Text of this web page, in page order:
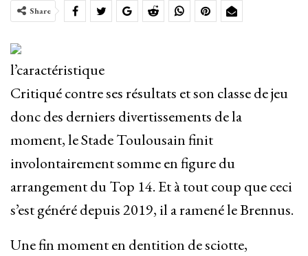
Share
l’caractéristique
Critiqué contre ses résultats et son classe de jeu
donc des derniers divertissements de la
moment, le Stade Toulousain finit
involontairement somme en figure du
arrangement du Top 14. Et à tout coup que ceci
s’est généré depuis 2019, il a ramené le Brennus.
Une fin moment en dentition de sciotte,